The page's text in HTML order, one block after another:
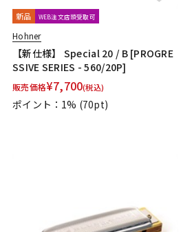
新品 WEB注文店頭受取可
Hohner
【新仕様】 Special 20 / B [PROGRE
SSIVE SERIES - 560/20P]
販売価格¥7,700(税込)
ポイント：1% (70pt)